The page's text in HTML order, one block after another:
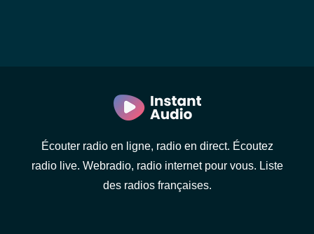
Écouter radio en ligne, radio en direct. Écoutez
radio live. Webradio, radio internet pour vous. Liste
des radios françaises.